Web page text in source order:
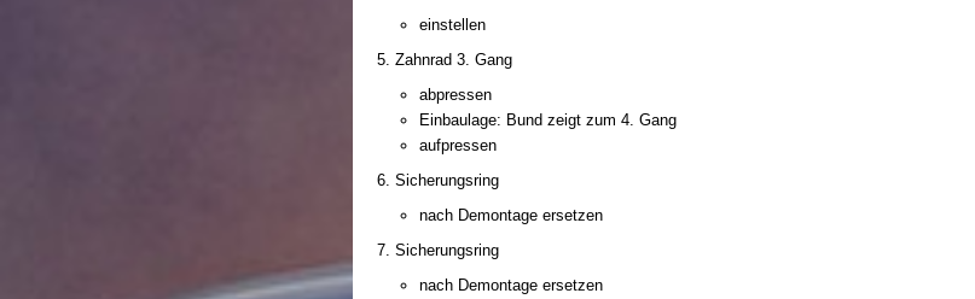
einstellen
Zahnrad 3. Gang
abpressen
Einbaulage: Bund zeigt zum 4. Gang
aufpressen
Sicherungsring
nach Demontage ersetzen
Sicherungsring
nach Demontage ersetzen